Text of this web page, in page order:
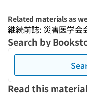
Related materials as
継続前誌: 災害医学会
Search by
Read this